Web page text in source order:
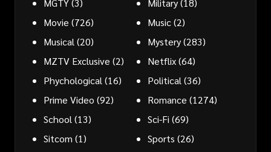
MGTY(3) Military(18)
Movie (726) Music(2)
Musical(20) Mystery(283)
MZTV Exclusive (2) Netflix(64)
Phychological(16) Political(36)
Prime Video (92) Romance (1274)
School(13) Sci-Fi (69)
Sitcom (1) Sports (26)